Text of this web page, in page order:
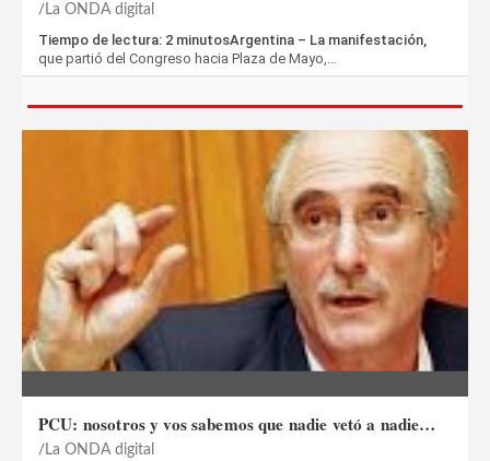
La ONDA digital
Tiempo de lectura: 2 minutosArgentina – La manifestación,
que partió del Congreso hacia Plaza de Mayo,…
PCU: nosotros y vos sabemos que nadie vetó a nadie…
La ONDA digital